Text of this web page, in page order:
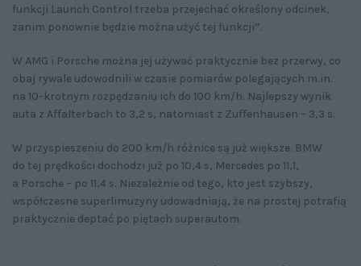
funkcji Launch Control trzeba przejechać określony odcinek,
zanim ponownie będzie można użyć tej funkcji”.
W AMG i Porsche można jej używać praktycznie bez przerwy, co
obaj rywale udowodnili w czasie pomiarów polegających m.in.
na 10-krotnym rozpędzaniu ich do 100 km/h. Najlepszy wynik
auta z Affalterbach to 3,2 s, natomiast z Zuffenhausen – 3,3 s.
W przyspieszeniu do 200 km/h różnice są już większe. BMW
do tej prędkości dochodzi już po 10,4 s, Mercedes po 11,1,
a Porsche – po 11,4 s. Niezależnie od tego, kto jest szybszy,
współczesne superlimuzyny udowadniają, że na prostej potrafią
praktycznie deptać po piętach superautom.